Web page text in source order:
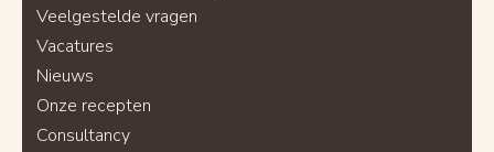
Veelgestelde vragen
Vacatures
Nieuws
Onze recepten
Consultancy